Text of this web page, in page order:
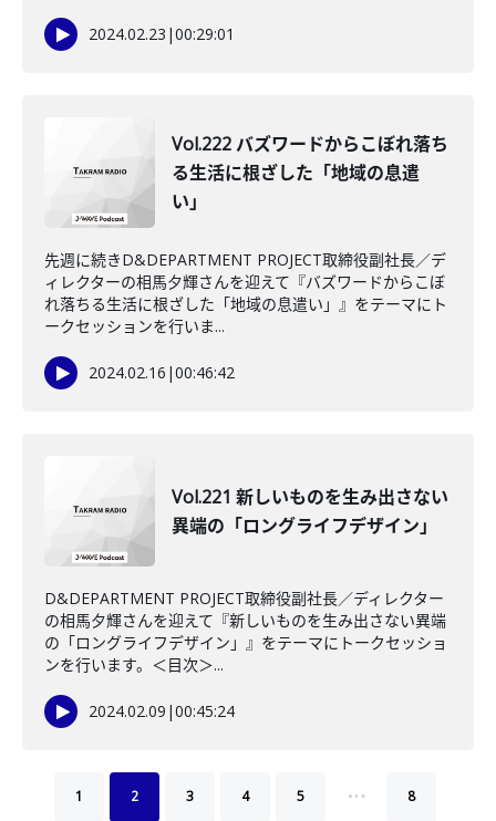
2024.02.23 |00:29:01
Vol.222 バズワードからこぼれ落ち
る生活に根ざした「地域の息遣
い」
先週に続きD&DEPARTMENT PROJECT取締役副社長／デ
ィレクターの相馬夕輝さんを迎えて『バズワードからこぼ
れ落ちる生活に根ざした「地域の息遣い」』をテーマにト
ークセッションを行いま...
2024.02.16 |00:46:42
Vol.221 新しいものを生み出さない
異端の「ロングライフデザイン」
D&DEPARTMENT PROJECT取締役副社長／ディレクター
の相馬夕輝さんを迎えて『新しいものを生み出さない異端
の「ロングライフデザイン」』をテーマにトークセッショ
ンを行います。＜目次＞...
2024.02.09 |00:45:24
1 2 3 4 5 … 8